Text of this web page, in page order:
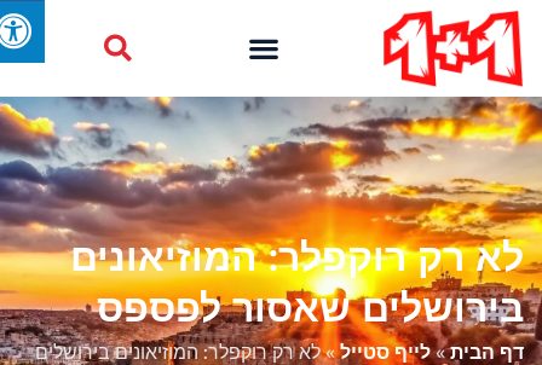
לא רק רוקפלר: המוזיאונים
בירושלים שאסור לפספס
דף הבית»לייף סטייל»לא רק רוקפלר: המוזיאונים בירושלים